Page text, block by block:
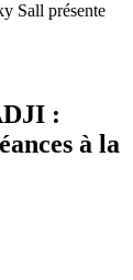
Sall présente
:
à la